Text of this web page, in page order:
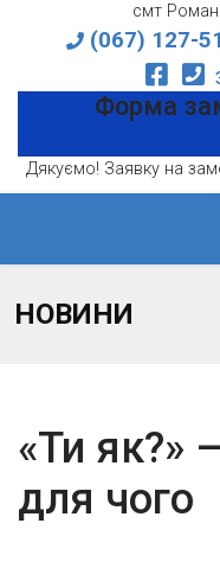
смт
(067) 127-
Форма
Дякуємо! Заявку на
НОВИНИ
«Ти як?»
для чого